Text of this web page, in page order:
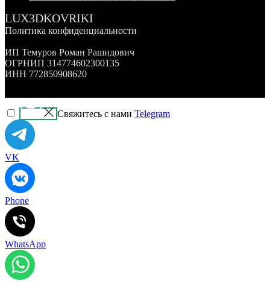
LUX3DKOVRIKI
Политика конфиденциальности
ИП Темуров Роман Рашидович
ОГРНИП 314774602300135
ИНН 772850908620
Свяжитесь с нами Telegram
VK
Phone
WhatsApp